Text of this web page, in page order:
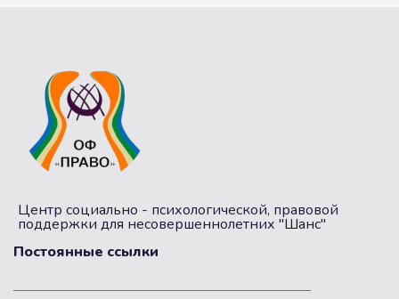
Центр социально - психологической, правовой
поддержки для несовершеннолетних "Шанс"
Постоянные ссылки